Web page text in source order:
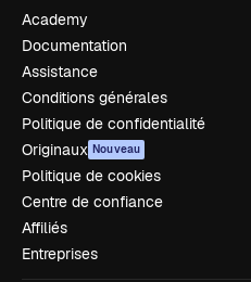
Academy
Documentation
Assistance
Conditions générales
Politique de confidentialité
Originaux Nouveau
Politique de cookies
Centre de confiance
Affiliés
Entreprises